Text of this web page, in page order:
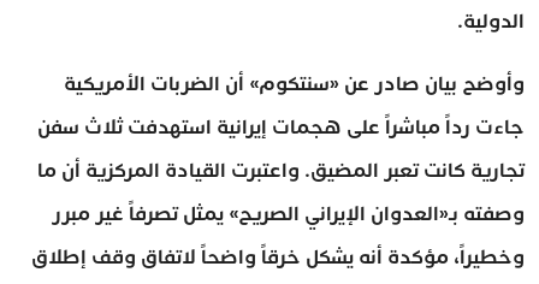
الدولية.
وأوضح بيان صادر عن «سنتكوم» أن الضربات الأمريكية
جاءت رداً مباشراً على هجمات إيرانية استهدفت ثلاث سفن
تجارية كانت تعبر المضيق. واعتبرت القيادة المركزية أن ما
وصفته بـ«العدوان الإيراني الصريح» يمثل تصرفاً غير مبرر
وخطيراً، مؤكدة أنه يشكل خرقاً واضحاً لاتفاق وقف إطلاق